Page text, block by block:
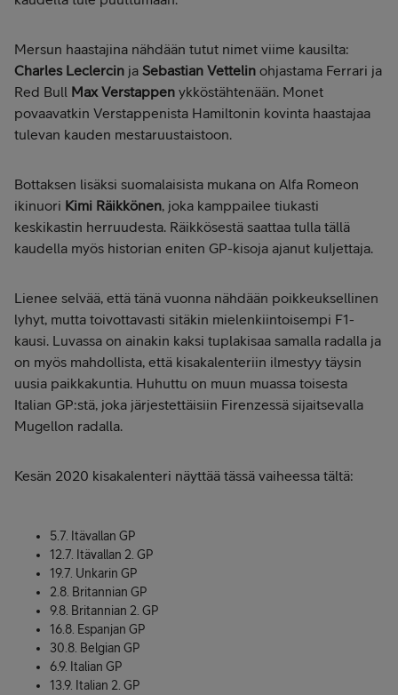
Mersun haastajina nähdään tutut nimet viime kausilta:
Charles Leclercin ja Sebastian Vettelin ohjastama Ferrari ja
Red Bull Max Verstappen ykköstähtenään. Monet
povaavatkin Verstappenista Hamiltonin kovinta haastajaa
tulevan kauden mestaruustaistoon.
Bottaksen lisäksi suomalaisista mukana on Alfa Romeon
ikinuori Kimi Räikkönen, joka kamppailee tiukasti
keskikastin herruudesta. Räikkösestä saattaa tulla tällä
kaudella myös historian eniten GP-kisoja ajanut kuljettaja.
Lienee selvää, että tänä vuonna nähdään poikkeuksellinen
lyhyt, mutta toivottavasti sitäkin mielenkiintoisempi F1-
kausi. Luvassa on ainakin kaksi tuplakisaa samalla radalla ja
on myös mahdollista, että kisakalenteriin ilmestyy täysin
uusia paikkakuntia. Huhuttu on muun muassa toisesta
Italian GP:stä, joka järjestettäisiin Firenzessä sijaitsevalla
Mugellon radalla.
Kesän 2020 kisakalenteri näyttää tässä vaiheessa tältä:
5.7. Itävallan GP
12.7. Itävallan 2. GP
19.7. Unkarin GP
2.8. Britannian GP
9.8. Britannian 2. GP
16.8. Espanjan GP
30.8. Belgian GP
6.9. Italian GP
13.9. Italian 2. GP